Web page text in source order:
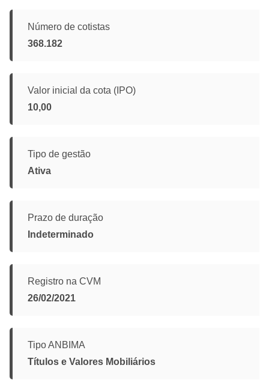
Número de cotistas
368.182
Valor inicial da cota (IPO)
10,00
Tipo de gestão
Ativa
Prazo de duração
Indeterminado
Registro na CVM
26/02/2021
Tipo ANBIMA
Títulos e Valores Mobiliários